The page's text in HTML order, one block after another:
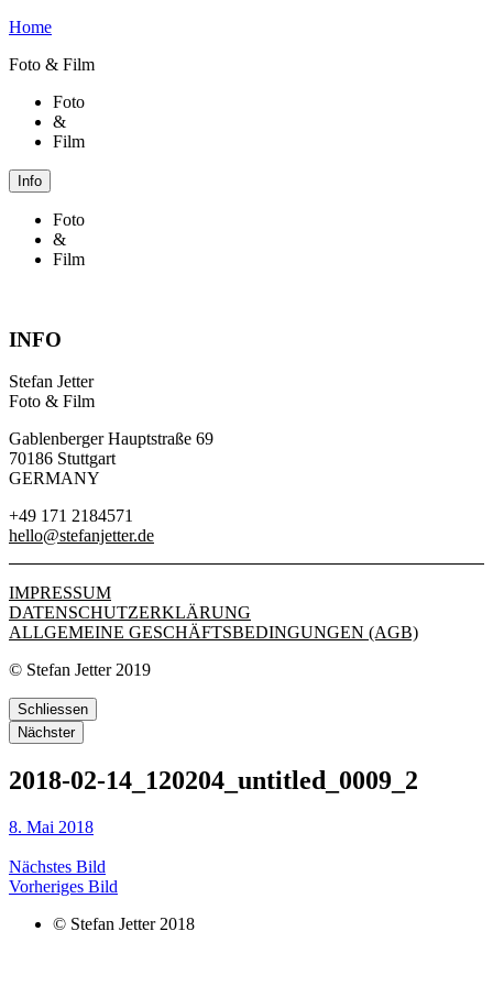
Home
Foto & Film
Foto
&
Film
Info
Foto
&
Film
INFO
Stefan Jetter
Foto & Film
Gablenberger Hauptstraße 69
70186 Stuttgart
GERMANY
+49 171 2184571
hello@stefanjetter.de
IMPRESSUM
DATENSCHUTZERKLÄRUNG
ALLGEMEINE GESCHÄFTSBEDINGUNGEN (AGB)
© Stefan Jetter 2019
Schliessen
Nächster
2018-02-14_120204_untitled_0009_2
8. Mai 2018
Nächstes Bild
Vorheriges Bild
© Stefan Jetter 2018